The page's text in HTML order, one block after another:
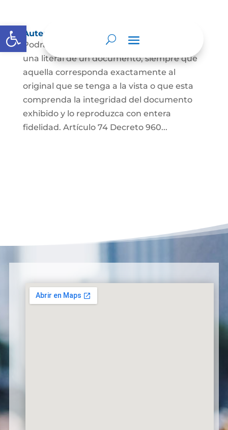
Abrir barra de herramientas
Autenticación de Copias
Podrá autenticarse una copia mecánica o
una literal de un documento, siempre que
aquella corresponda exactamente al
original que se tenga a la vista o que esta
comprenda la integridad del documento
exhibido y lo reproduzca con entera
fidelidad. Artículo 74 Decreto 960...